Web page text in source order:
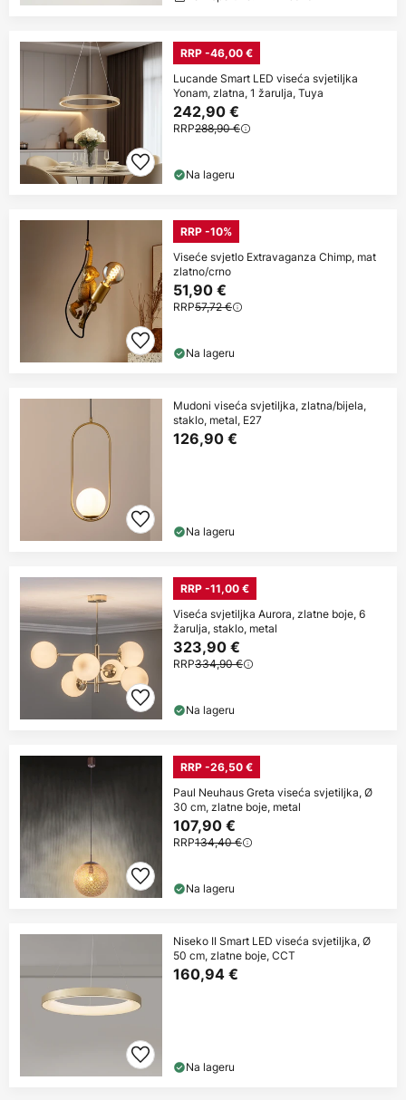
RRP -46,00 €
Lucande Smart LED viseća svjetiljka
Yonam, zlatna, 1 žarulja, Tuya
242,90 €
RRP288,90 €
Na lageru
RRP -10%
Viseće svjetlo Extravaganza Chimp, mat
zlatno/crno
51,90 €
RRP57,72 €
Na lageru
Mudoni viseća svjetiljka, zlatna/bijela,
staklo, metal, E27
126,90 €
Na lageru
RRP -11,00 €
Viseća svjetiljka Aurora, zlatne boje, 6
žarulja, staklo, metal
323,90 €
RRP334,90 €
Na lageru
RRP -26,50 €
Paul Neuhaus Greta viseća svjetiljka, Ø
30 cm, zlatne boje, metal
107,90 €
RRP134,40 €
Na lageru
Niseko II Smart LED viseća svjetiljka, Ø
50 cm, zlatne boje, CCT
160,94 €
Na lageru